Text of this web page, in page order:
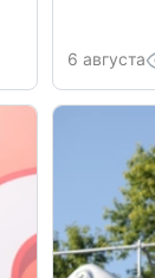
6 августа